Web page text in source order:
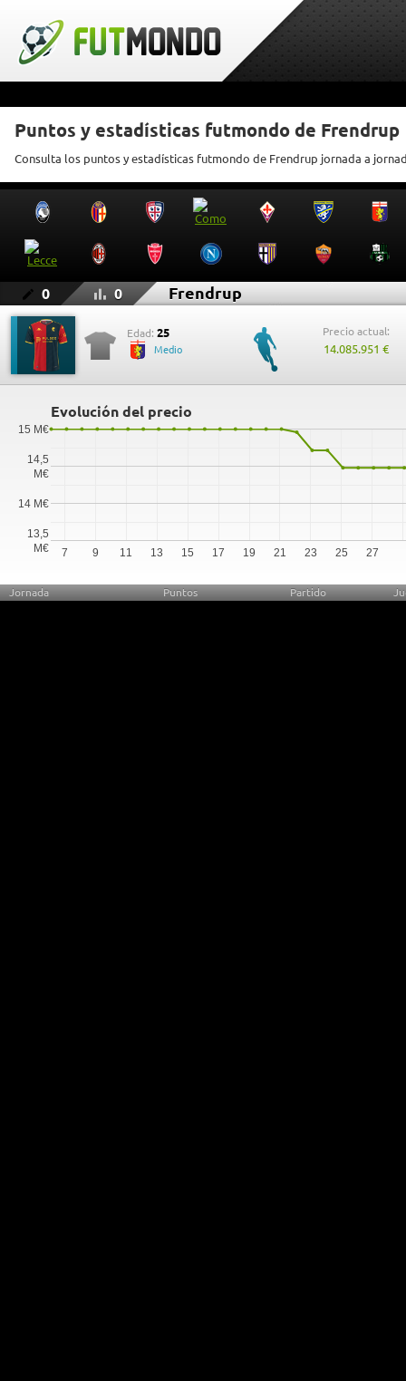
Puntos y estadísticas futmondo de Frendrup
Consulta los puntos y estadísticas futmondo de Frendrup jornada a
0 0 Frendrup
Edad: 25
Medio
Precio actual:
14.085.951 €
Evolución del precio
7 9 11 13 15 17 19 21 23 25 27
13,5
M€
14 M€
14,5
M€
15 M€
Jornada Puntos Partido